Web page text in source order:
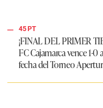
45 PT
¡FINAL DEL PRIMER
FC Cajamarca vence 1-
fecha del Torneo